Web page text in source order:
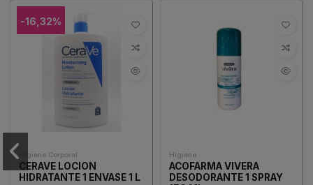
-16,32%
Higiene Corporal
CERAVE LOCION
HIDRATANTE 1 ENVASE 1 L
Higiene
ACOFARMA VIVERA
DESODORANTE 1 SPRAY